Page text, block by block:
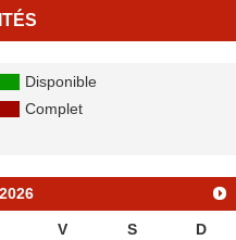
Disponible
Complet
2026
V S
D